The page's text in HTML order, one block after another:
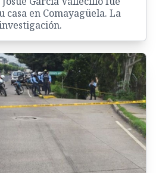
casa en Comayagüela. La